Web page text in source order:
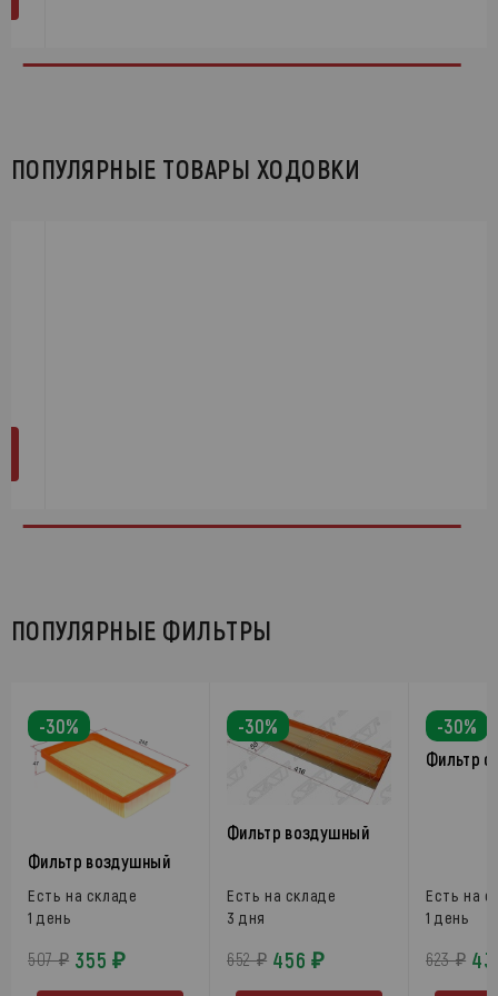
ПОПУЛЯРНЫЕ ТОВАРЫ ХОДОВКИ
ПОПУЛЯРНЫЕ ФИЛЬТРЫ
-30%
Фильтр воздушный
Есть на складе
1 день
507 ₽ 355 ₽
-30%
Фильтр воздушный
Есть на складе
3 дня
652 ₽ 456 ₽
-30%
Фильтр
Есть на
1 день
623 ₽